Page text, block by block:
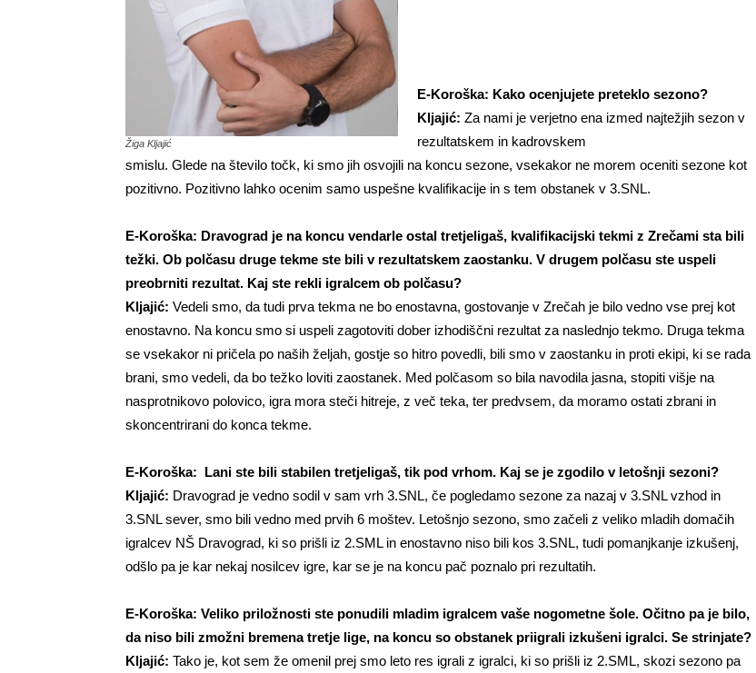
Žiga Kljajić
E-Koroška: Kako ocenjujete preteklo sezono?
Kljajić: Za nami je verjetno ena izmed najtežjih sezon v
rezultatskem in kadrovskem
smislu. Glede na število točk, ki smo jih osvojili na koncu sezone, vsekakor ne morem oceniti sezone kot
pozitivno. Pozitivno lahko ocenim samo uspešne kvalifikacije in s tem obstanek v 3.SNL.
E-Koroška: Dravograd je na koncu vendarle ostal tretjeligaš, kvalifikacijski tekmi z Zrečami sta bili
težki. Ob polčasu druge tekme ste bili v rezultatskem zaostanku. V drugem polčasu ste uspeli
preobrniti rezultat. Kaj ste rekli igralcem ob polčasu?
Kljajić: Vedeli smo, da tudi prva tekma ne bo enostavna, gostovanje v Zrečah je bilo vedno vse prej kot
enostavno. Na koncu smo si uspeli zagotoviti dober izhodiščni rezultat za naslednjo tekmo. Druga tekma
se vsekakor ni pričela po naših željah, gostje so hitro povedli, bili smo v zaostanku in proti ekipi, ki se rada
brani, smo vedeli, da bo težko loviti zaostanek. Med polčasom so bila navodila jasna, stopiti višje na
nasprotnikovo polovico, igra mora steči hitreje, z več teka, ter predvsem, da moramo ostati zbrani in
skoncentrirani do konca tekme.
E-Koroška: Lani ste bili stabilen tretjeligaš, tik pod vrhom. Kaj se je zgodilo v letošnji sezoni?
Kljajić: Dravograd je vedno sodil v sam vrh 3.SNL, če pogledamo sezone za nazaj v 3.SNL vzhod in
3.SNL sever, smo bili vedno med prvih 6 moštev. Letošnjo sezono, smo začeli z veliko mladih domačih
igralcev NŠ Dravograd, ki so prišli iz 2.SML in enostavno niso bili kos 3.SNL, tudi pomanjkanje izkušenj,
odšlo pa je kar nekaj nosilcev igre, kar se je na koncu pač poznalo pri rezultatih.
E-Koroška: Veliko priložnosti ste ponudili mladim igralcem vaše nogometne šole. Očitno pa je bilo,
da niso bili zmožni bremena tretje lige, na koncu so obstanek priigrali izkušeni igralci. Se strinjate?
Kljajić: Tako je, kot sem že omenil prej smo leto res igrali z igralci, ki so prišli iz 2.SML, skozi sezono pa